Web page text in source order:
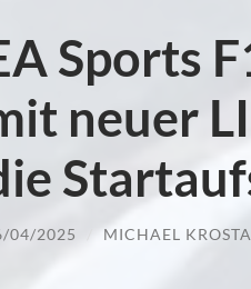
Sports
neuer
04/2025 MICHAEL KROSTA